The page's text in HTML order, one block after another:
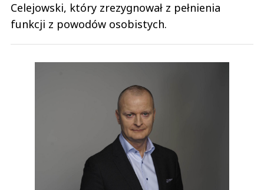
Celejowski, który zrezygnował z pełnienia
funkcji z powodów osobistych.